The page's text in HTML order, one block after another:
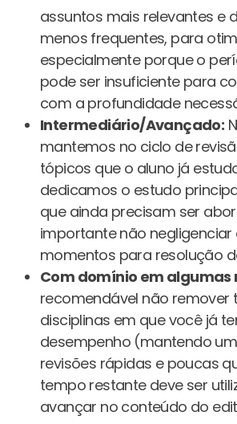
assuntos mais relevantes e
menos frequentes, para
especialmente porque o
pode ser insuficiente para
com a profundidade
Intermediário/Avançado:
mantemos no ciclo de
tópicos que o aluno já
dedicamos o estudo
que ainda precisam ser
importante não negligenciar
momentos para resolução
Com domínio em algumas
recomendável não remover
disciplinas em que você já
desempenho (mantendo
revisões rápidas e poucas
tempo restante deve ser
avançar no conteúdo do